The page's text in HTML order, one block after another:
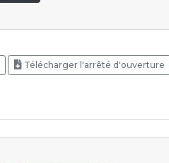
Télécharger l'arrêté d'ouverture